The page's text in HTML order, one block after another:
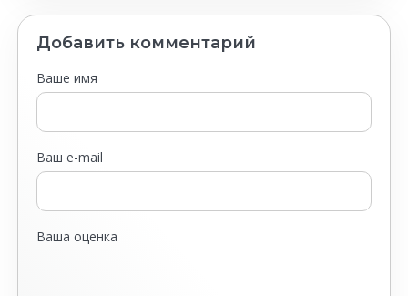
Добавить комментарий
Ваше имя
Ваш e-mail
Ваша оценка